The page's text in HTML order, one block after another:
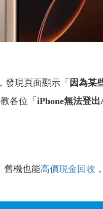
發現頁面顯示「 因為某
各位「 iPhone無法登
舊機也能高價現金回收 ，